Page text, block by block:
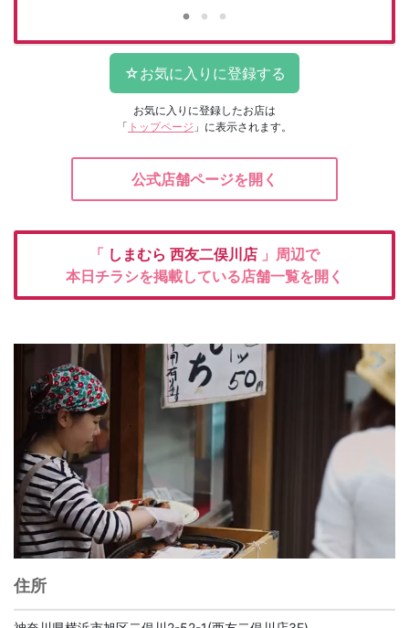
お気に入りに登録したお店は
「 トップページ 」に表示されます。
公式店舗ページを開く
「 しまむら 西友二俣川店 」周辺で
本日チラシを掲載している店舗一覧を開く
住所